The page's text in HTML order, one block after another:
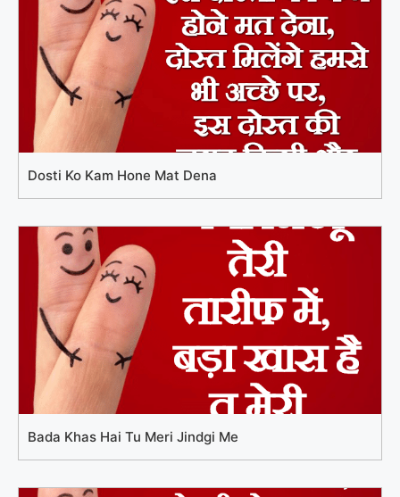
Dosti Ko Kam Hone Mat Dena
Bada Khas Hai Tu Meri Jindgi Me